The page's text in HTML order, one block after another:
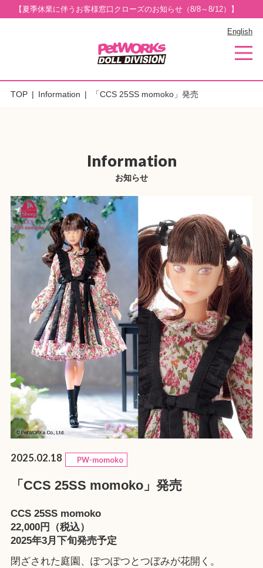
【夏季休業に伴うお客様窓口クローズのお知らせ（8/8～8/12）】
English
TOP Information 「CCS 25SS momoko」発売
Information
お知らせ
2025.02.18 PW-momoko
「CCS 25SS momoko」発売
CCS 25SS momoko
22,000円（税込）
2025年3月下旬発売予定
閉ざされた庭園、ぽつぽつとつぼみが花開く。